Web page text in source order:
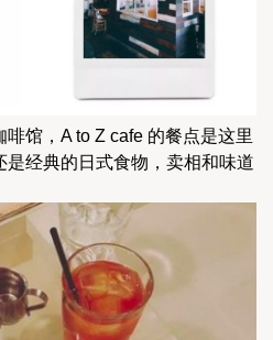
馆，A to Z cafe 的餐点是这里
经典的日式食物，卖相和味道